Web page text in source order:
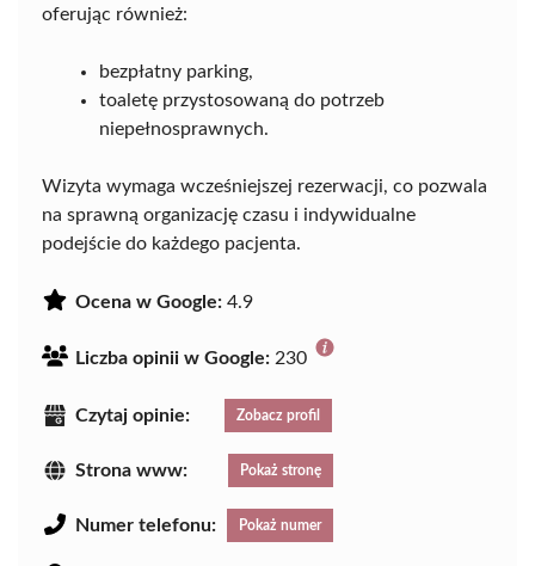
oferując również:
bezpłatny parking,
toaletę przystosowaną do potrzeb
niepełnosprawnych.
Wizyta wymaga wcześniejszej rezerwacji, co pozwala
na sprawną organizację czasu i indywidualne
podejście do każdego pacjenta.
Ocena w Google: 4.9
Liczba opinii w Google: 230
Czytaj opinie: Zobacz profil
Strona www: Pokaż stronę
Numer telefonu: Pokaż numer